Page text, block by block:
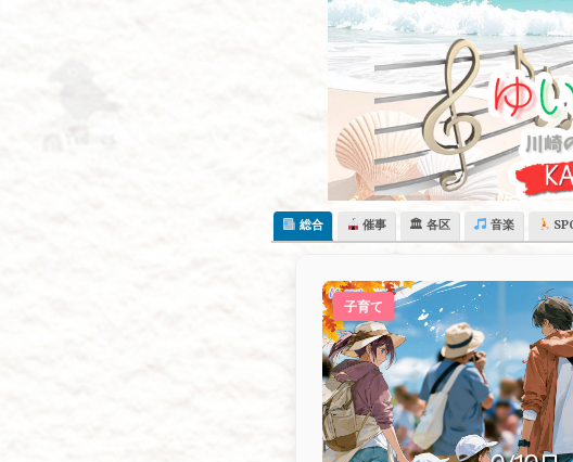
総合 催事 🏛 各区 音楽
子育て